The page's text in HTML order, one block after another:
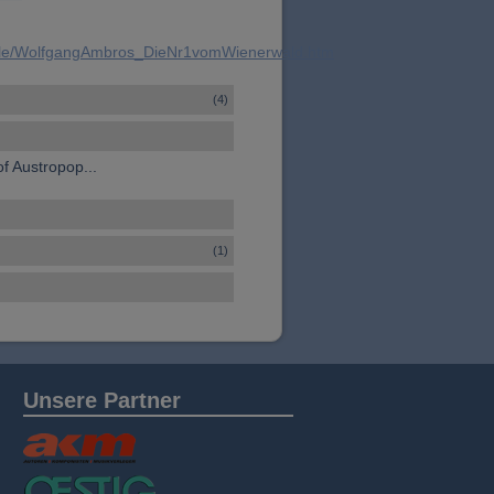
WolfgangAmbros_DieNr1vomWienerwald.htm
(4)
Austropop...
(1)
Unsere Partner